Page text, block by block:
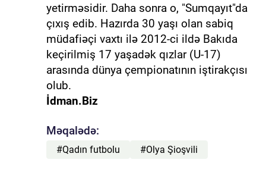
yetirməsidir. Daha sonra o, "Sumqayıt"da
çıxış edib. Hazırda 30 yaşı olan sabiq
müdafiəçi vaxtı ilə 2012-ci ildə Bakıda
keçirilmiş 17 yaşadək qızlar (U-17)
arasında dünya çempionatının iştirakçısı
olub.
İdman.Biz
Məqalədə:
#Qadın futbolu #Olya Şioşvili